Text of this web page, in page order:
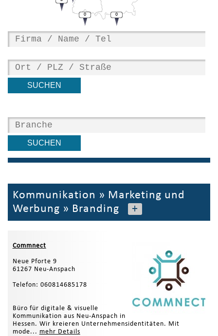
0 0
Kommunikation » Marketing und
Werbung » Branding +
Commnect
Neue Pforte 9
61267 Neu-Anspach
Telefon: 060814685178
Büro für digitale & visuelle
Kommunikation aus Neu-Anspach in
Hessen. Wir kreieren Unternehmensidentitäten. Mit
mode... mehr Details